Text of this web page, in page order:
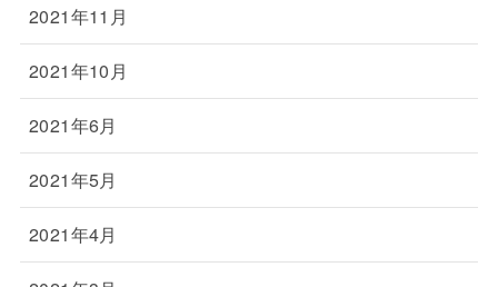
2021年11月
2021年10月
2021年6月
2021年5月
2021年4月